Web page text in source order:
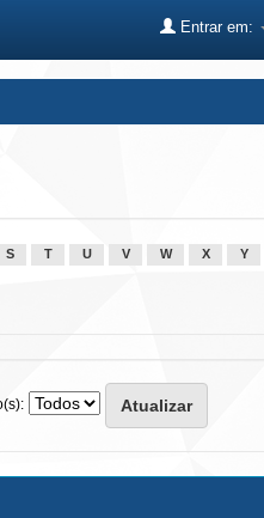
Entrar em:
S T U V W X Y